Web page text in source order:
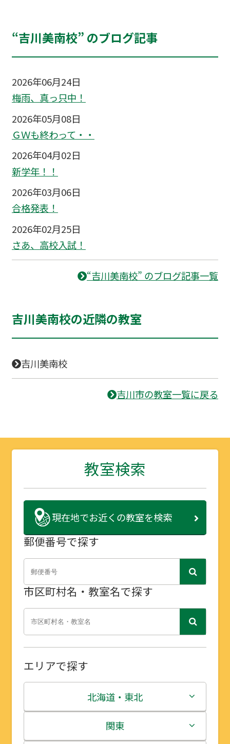
“吉川美南校” のブログ記事
2026年06月24日
梅雨、真っ只中！
2026年05月08日
ＧＷも終わって・・
2026年04月02日
新学年！！
2026年03月06日
合格発表！
2026年02月25日
さあ、高校入試！
“吉川美南校” のブログ記事一覧
吉川美南校の近隣の教室
吉川美南校
吉川市の教室一覧に戻る
教室検索
現在地でお近くの教室を検索
郵便番号で探す
市区町村名・教室名で探す
エリアで探す
北海道・東北
北海道
関東